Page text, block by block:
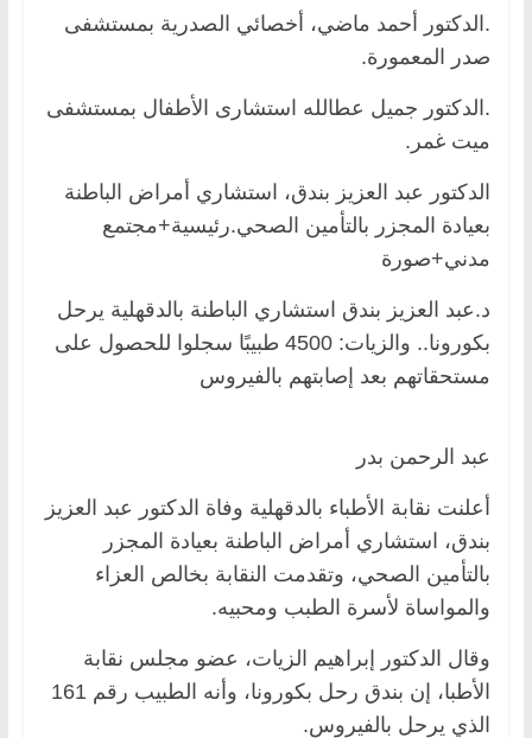
.الدكتور أحمد ماضي، أخصائي الصدرية بمستشفى
صدر المعمورة.
.الدكتور جميل عطالله استشارى الأطفال بمستشفى
ميت غمر.
الدكتور عبد العزيز بندق، استشاري أمراض الباطنة
بعيادة المجزر بالتأمين الصحي.رئيسية+مجتمع
مدني+صورة
د.عبد العزيز بندق استشاري الباطنة بالدقهلية يرحل
بكورونا.. والزيات: 4500 طبيبًا سجلوا للحصول على
مستحقاتهم بعد إصابتهم بالفيروس
عبد الرحمن بدر
أعلنت نقابة الأطباء بالدقهلية وفاة الدكتور عبد العزيز
بندق، استشاري أمراض الباطنة بعيادة المجزر
بالتأمين الصحي، وتقدمت النقابة بخالص العزاء
والمواساة لأسرة الطبب ومحبيه.
وقال الدكتور إبراهيم الزيات، عضو مجلس نقابة
الأطبا، إن بندق رحل بكورونا، وأنه الطبيب رقم 161
الذي يرحل بالفيروس.